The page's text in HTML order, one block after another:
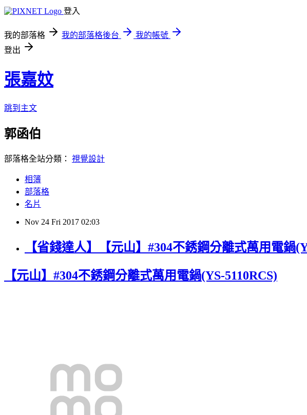
登入
我的部落格 我的部落格後台
我的帳號
登出
張嘉妏
跳到主文
郭函伯
部落格全站分類： 視覺設計
相簿
部落格
名片
Nov 24 Fri 2017 02:03
【省錢達人】【元山】#304不銹鋼分離式萬用電鍋
【元山】#304不銹鋼分離式萬用電鍋(YS-5110RCS)